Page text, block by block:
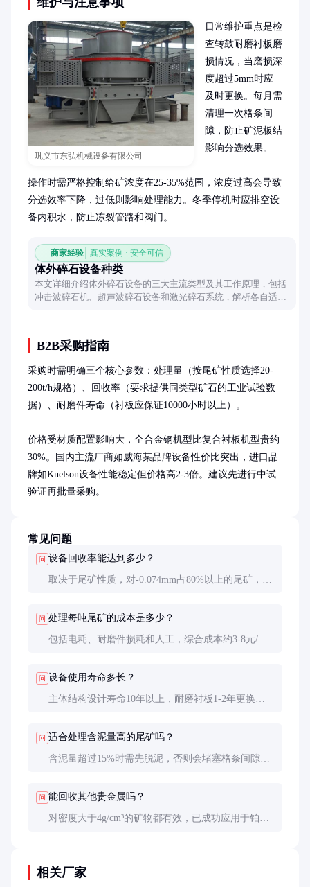
巩义市东弘机械设备有限公司
日常维护重点是检
查转鼓耐磨衬板磨
损情况，当磨损深
度超过5mm时应
及时更换。每月需
清理一次格条间
隙，防止矿泥板结
影响分选效果。
操作时需严格控制给矿浓度在25-35%范围，浓度过高会导致
分选效率下降，过低则影响处理能力。冬季停机时应排空设
备内积水，防止冻裂管路和阀门。
商家经验 真实案例 · 安全可信
体外碎石设备种类
本文详细介绍体外碎石设备的三大主流类型及其工作原理，包括
冲击波碎石机、超声波碎石设备和激光碎石系统，解析各自适用
B2B采购指南
采购时需明确三个核心参数：处理量（按尾矿性质选择20-
200t/h规格）、回收率（要求提供同类型矿石的工业试验数
据）、耐磨件寿命（衬板应保证10000小时以上）。
价格受材质配置影响大，全合金钢机型比复合衬板机型贵约
30%。国内主流厂商如威海某品牌设备性价比突出，进口品
牌如Knelson设备性能稳定但价格高2-3倍。建议先进行中试
验证再批量采购。
常见问题
问 设备回收率能达到多少？
取决于尾矿性质，对-0.074mm占80%以上的尾矿，回
问 处理每吨尾矿的成本是多少？
包括电耗、耐磨件损耗和人工，综合成本约3-8元/
问 设备使用寿命多长？
主体结构设计寿命10年以上，耐磨衬板1-2年更换一
问 适合处理含泥量高的尾矿吗？
含泥量超过15%时需先脱泥，否则会堵塞格条间隙。
问 能回收其他贵金属吗？
对密度大于4g/cm³的矿物都有效，已成功应用于铂族
相关厂家